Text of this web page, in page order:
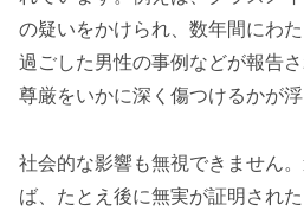
の疑いをかけられ、数年間にわ
過ごした男性の事例などが報告
尊厳をいかに深く傷つけるかが
社会的な影響も無視できません
ば、たとえ後に無実が証明され